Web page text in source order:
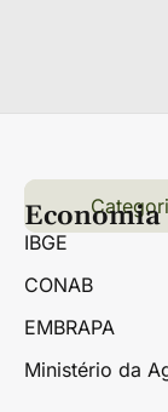
Links
Economia
IBGE
CONAB
EMBRAPA
Ministério da